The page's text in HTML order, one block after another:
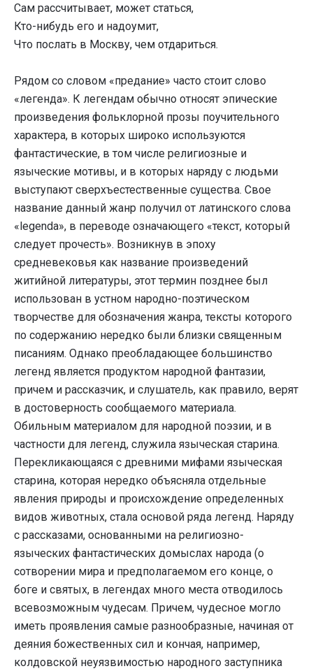
Сам рассчитывает, может статься,
Кто-нибудь его и надоумит,
Что послать в Москву, чем отдариться.
Рядом со словом «предание» часто стоит слово
«легенда». К легендам обычно относят эпические
произведения фольклорной прозы поучительного
характера, в которых широко используются
фантастические, в том числе религиозные и
языческие мотивы, и в которых наряду с людьми
выступают сверхъестественные существа. Свое
название данный жанр получил от латинского слова
«legenda», в переводе означающего «текст, который
следует прочесть». Возникнув в эпоху
средневековья как название произведений
житийной литературы, этот термин позднее был
использован в устном народно-поэтическом
творчестве для обозначения жанра, тексты которого
по содержанию нередко были близки священным
писаниям. Однако преобладающее большинство
легенд является продуктом народной фантазии,
причем и рассказчик, и слушатель, как правило, верят
в достоверность сообщаемого материала.
Обильным материалом для народной поэзии, и в
частности для легенд, служила языческая старина.
Перекликающаяся с древними мифами языческая
старина, которая нередко объясняла отдельные
явления природы и происхождение определенных
видов животных, стала основой ряда легенд. Наряду
с рассказами, основанными на религиозно-
языческих фантастических домыслах народа (о
сотворении мира и предполагаемом его конце, о
боге и святых, в легендах много места отводилось
всевозможным чудесам. Причем, чудесное могло
иметь проявления самые разнообразные, начиная от
деяния божественных сил и кончая, например,
колдовской неуязвимостью народного заступника